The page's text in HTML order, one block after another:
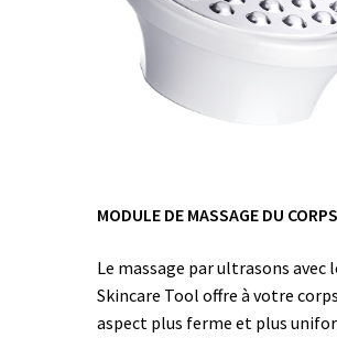
MODULE DE MASSAGE DU CORPS
Le massage par ultrasons avec
Skincare Tool offre à votre
aspect plus ferme et plus